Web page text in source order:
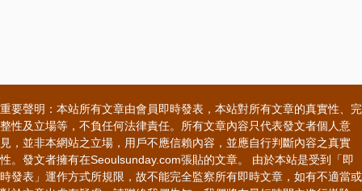
重要聲明：本站所有文章由會員即時發表，本站對所有文章的真實性、完
整性及立場等，不負任何法律責任。所有文章內容只代表發文者個人意
見，並非本網站之立場，用戶不應信賴內容，並應自行判斷內容之真實
性。發文者擁有在Seoulsunday.com張貼的文章。 由於本站是受到「即
時發表」運作方式所規限，故不能完全監察所有即時文章，如有不適當或